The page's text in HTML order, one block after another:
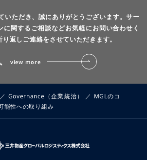
いただき、誠にありがとうございます。サー
に関するご相談などお気軽にお問い合わせく
返しご連絡をさせていただきます。
view more
／ Governance（企業統治） ／ MGLのコ
能性への取り組み